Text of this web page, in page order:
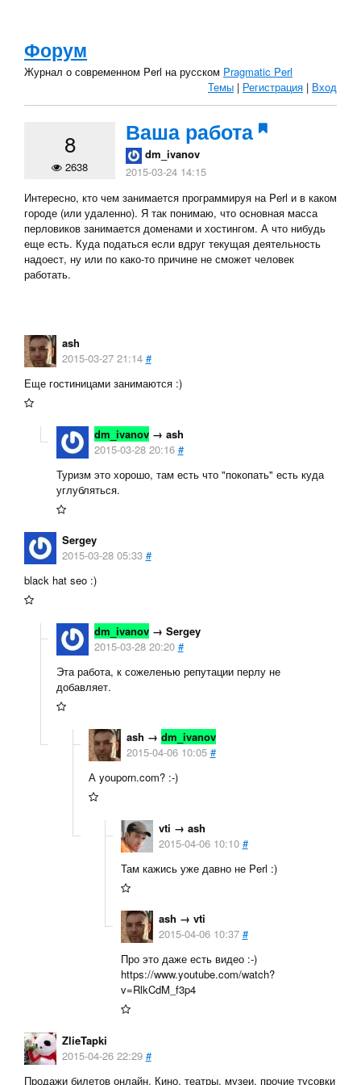
Форум
Журнал о современном Perl на русском Pragmatic Perl
Темы | Регистрация | Вход
8
2638
Ваша работа
dm_ivanov
2015-03-24 14:15
Интересно, кто чем занимается программируя на Perl и в каком
городе (или удаленно). Я так понимаю, что основная масса
перловиков занимается доменами и хостингом. А что нибудь
еще есть. Куда податься если вдруг текущая деятельность
надоест, ну или по како-то причине не сможет человек
работать.
ash
2015-03-27 21:14 #
Еще гостиницами занимаются :)
dm_ivanov→ ash
2015-03-28 20:16 #
Туризм это хорошо, там есть что "покопать" есть куда
углубляться.
Sergey
2015-03-28 05:33 #
black hat seo :)
dm_ivanov→ Sergey
2015-03-28 20:20 #
Эта работа, к сожеленью репутации перлу не
добавляет.
ash → dm_ivanov
2015-04-06 10:05 #
А youporn.com? :-)
vti → ash
2015-04-06 10:10 #
Там кажись уже давно не Perl :)
ash → vti
2015-04-06 10:37 #
Про это даже есть видео :-)
https://www.youtube.com/watch?
v=RlkCdM_f3p4
ZlieTapki
2015-04-26 22:29 #
Продажи билетов онлайн. Кино, театры, музеи, прочие тусовки